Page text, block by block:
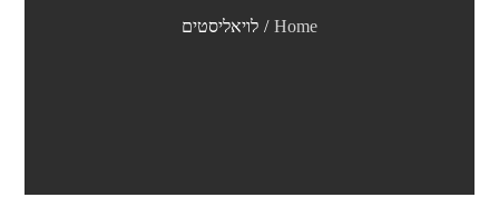
Home לויאליסטים